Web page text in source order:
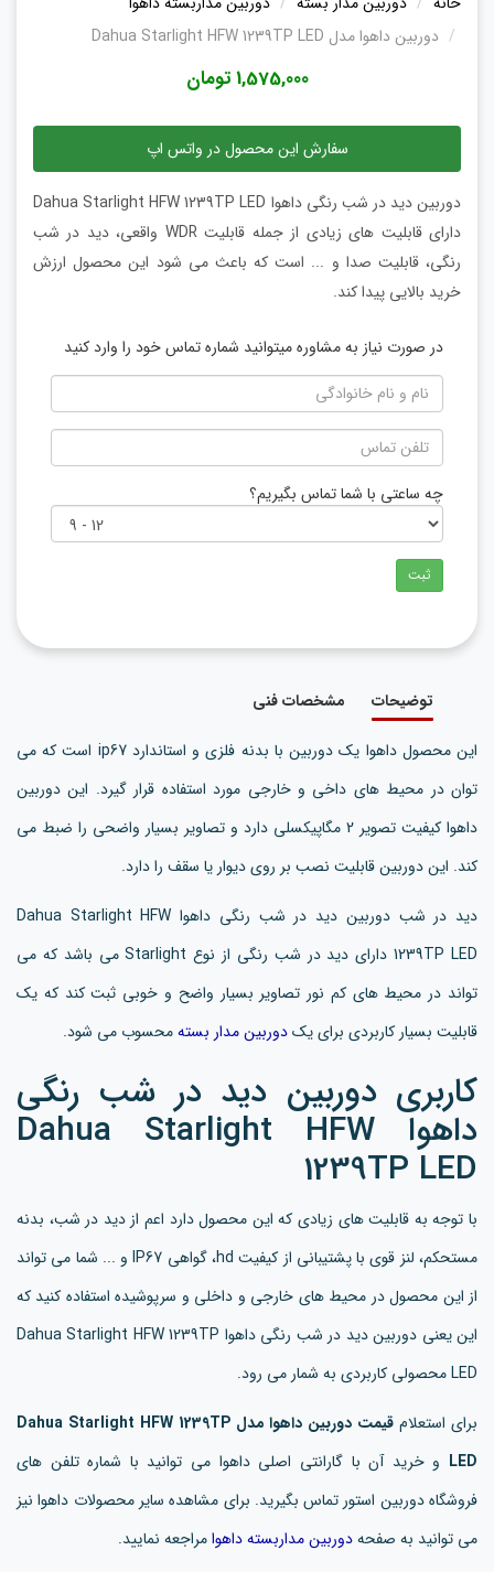
دوربین داهوا مدل Dahua Starlight HFW 1239TP LED
1,575,000 تومان
سفارش این محصول در واتس اپ
دوربین دید در شب رنگی داهوا Dahua Starlight HFW 1239TP LED
دارای قابلیت های زیادی از جمله قابلیت WDR واقعی، دید در شب
رنگی، قابلیت صدا و ... است که باعث می شود این محصول ارزش
خرید بالایی پیدا کند.
در صورت نیاز به مشاوره میتوانید شماره تماس خود را وارد کنید
چه ساعتی با شما تماس بگیریم؟
ثبت
توضیحات مشخصات فنی
این محصول داهوا یک دوربین با بدنه فلزی و استاندارد ip67 است که می
توان در محیط های داخی و خارجی مورد استفاده قرار گیرد. این دوربین
داهوا کیفیت تصویر 2 مگاپیکسلی دارد و تصاویر بسیار واضحی را ضبط می
کند. این دوربین قابلیت نصب بر روی دیوار یا سقف را دارد.
دید در شب دوربین دید در شب رنگی داهوا Dahua Starlight HFW
1239TP LED دارای دید در شب رنگی از نوع Starlight می باشد که می
تواند در محیط های کم نور تصاویر بسیار واضح و خوبی ثبت کند که یک
قابلیت بسیار کاربردی برای یکدوربین مدار بستهمحسوب می شود.
کاربری دوربین دید در شب رنگی
داهوا Dahua Starlight HFW
1239TP LED
با توجه به قابلیت های زیادی که این محصول دارد اعم از دید در شب، بدنه
مستحکم، لنز قوی با پشتیبانی از کیفیت hd، گواهی IP67 و ... شما می تواند
از این محصول در محیط های خارجی و داخلی و سرپوشیده استفاده کنید که
این یعنی دوربین دید در شب رنگی داهوا Dahua Starlight HFW 1239TP
LED محصولی کاربردی به شمار می رود.
برای استعلام
قیمت دوربین داهوا مدل Dahua Starlight HFW 1239TP
LED و خرید آن با گارانتی اصلی داهوا می توانید با شماره تلفن های
فروشگاه دوربین استور تماس بگیرید. برای مشاهده سایر محصولات داهوا نیز
می توانید به صفحهدوربین مداربسته داهوامراجعه نمایید.